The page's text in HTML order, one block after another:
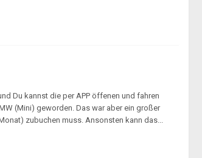
Du kannst die per APP öffenen und fahren
(Mini) geworden. Das war aber ein großer
zubuchen muss. Ansonsten kann das...